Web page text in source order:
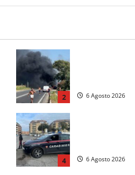
2 6 Agosto 2026
4 6 Agosto 2026